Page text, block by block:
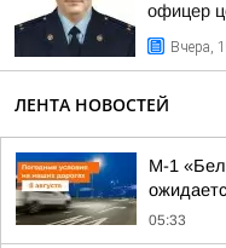
офицер
Вчера,
ЛЕНТА НОВОСТЕЙ
М-1
05:33